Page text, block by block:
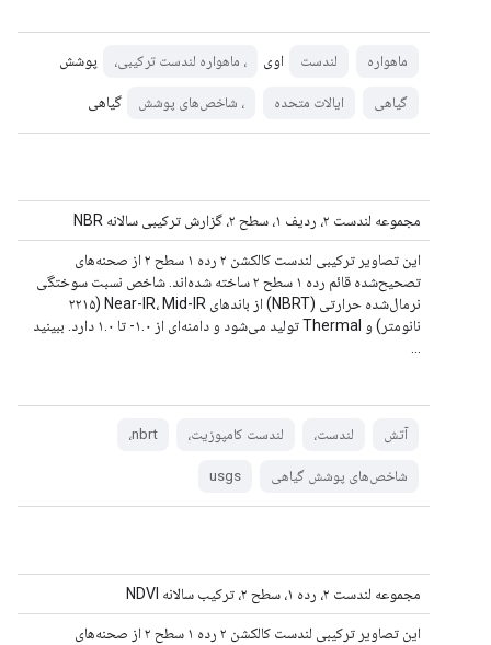
ماهواره لندست اوی ، ماهواره لندست ترکیبی، پوشش
گیاهی ایالات متحده ، شاخص‌های پوشش گیاهی
مجموعه لندست ۲، ردیف ۱، سطح ۲، گزارش ترکیبی سالانه NBR
این تصاویر ترکیبی لندست کالکشن ۲ رده ۱ سطح ۲ از صحنه‌های
تصحیح‌شده قائم رده ۱ سطح ۲ ساخته شده‌اند. شاخص نسبت سوختگی
نرمال‌شده حرارتی (NBRT) از باندهای Near-IR، Mid-IR (۲۲۱۵
نانومتر) و Thermal تولید می‌شود و دامنه‌ای از ۱.۰- تا ۱.۰ دارد. ببینید
آتش لندست، لندست کامپوزیت، nbrt،
شاخص‌های پوشش گیاهی usgs
مجموعه لندست ۲، رده ۱، سطح ۲، ترکیب سالانه NDVI
این تصاویر ترکیبی لندست کالکشن ۲ رده ۱ سطح ۲ از صحنه‌های